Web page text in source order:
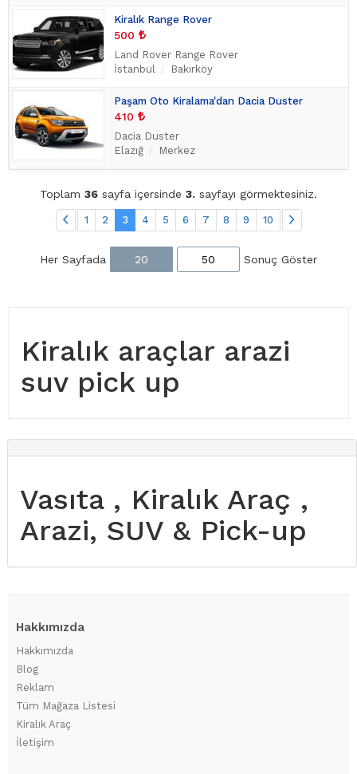
Kiralık Range Rover
500
Land Rover Range Rover
İstanbul
Bakırköy
Paşam Oto Kiralama'dan Dacia Duster
410
Dacia Duster
Elazığ
Merkez
Toplam 36 sayfa içersinde 3. sayfayı görmektesiniz.
1 2 3 4 5 6 7 8 9 10
Her Sayfada 20 50 Sonuç Göster
Kiralık araçlar arazi
suv pick up
Vasıta , Kiralık Araç ,
Arazi, SUV & Pick-up
Hakkımızda
Hakkımızda
Blog
Reklam
Tüm Mağaza Listesi
Kiralık Araç
İletişim